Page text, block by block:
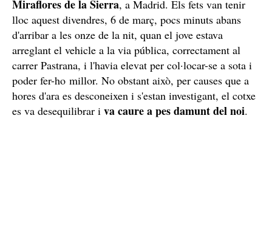
Miraflores de la Sierra, a Madrid. Els fets van tenir
lloc aquest divendres, 6 de març, pocs minuts abans
d'arribar a les onze de la nit, quan el jove estava
arreglant el vehicle a la via pública, correctament al
carrer Pastrana, i l'havia elevat per col·locar-se a sota i
poder fer-ho millor. No obstant això, per causes que a
hores d'ara es desconeixen i s'estan investigant, el cotxe
es va desequilibrar i va caure a pes damunt del noi.